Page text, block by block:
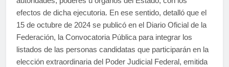
efectos de dicha ejecutoria. En ese sentido, detalló que el
15 de octubre de 2024 se publicó en el Diario Oficial de la
Federación, la Convocatoria Pública para integrar los
listados de las personas candidatas que participarán en la
elección extraordinaria del Poder Judicial Federal, emitida